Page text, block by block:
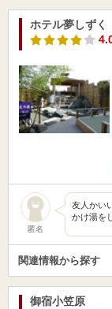
ホテル夢しずく
匿名
友人かい
かけ湯を
関連情報から探す
御宿小笠原